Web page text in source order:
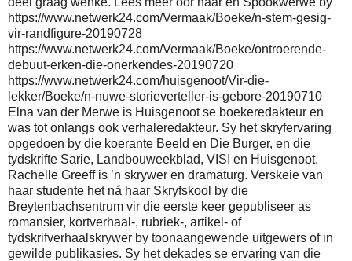
https://www.netwerk24.com/Vermaak/Boeke/n-stem-gesig-
vir-randfigure-20190728
https://www.netwerk24.com/Vermaak/Boeke/ontroerende-
debuut-erken-die-onerkendes-20190720
https://www.netwerk24.com/huisgenoot/Vir-die-
lekker/Boeke/n-nuwe-storieverteller-is-gebore-20190710
Elna van der Merwe is Huisgenoot se boekeredakteur en
was tot onlangs ook verhaleredakteur. Sy het skryfervaring
opgedoen by die koerante Beeld en Die Burger, en die
tydskrifte Sarie, Landbouweekblad, VISI en Huisgenoot.
Rachelle Greeff is ’n skrywer en dramaturg. Verskeie van
haar studente het ná haar Skryfskool by die
Breytenbachsentrum vir die eerste keer gepubliseer as
romansier, kortverhaal-, rubriek-, artikel- of
tydskrifverhaalskrywer by toonaangewende uitgewers of in
gewilde publikasies. Sy het dekades se ervaring van die